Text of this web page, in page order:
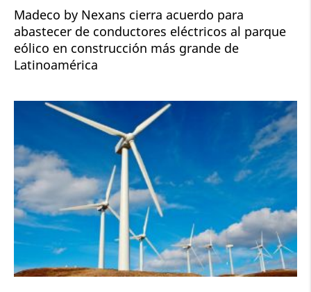
Madeco by Nexans cierra acuerdo para
abastecer de conductores eléctricos al parque
eólico en construcción más grande de
Latinoamérica